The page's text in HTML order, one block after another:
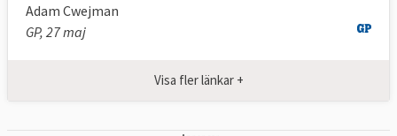
Adam Cwejman
GP, 27 maj
Visa fler länkar +